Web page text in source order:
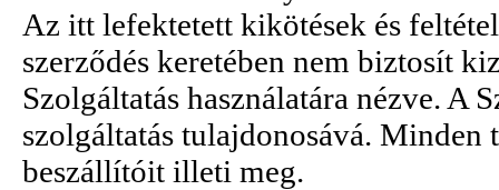
Az itt lefektetett kikötések és
szerződés keretében nem biztosít
Szolgáltatás használatára nézve. A
szolgáltatás tulajdonosává.
beszállítóit illeti meg.